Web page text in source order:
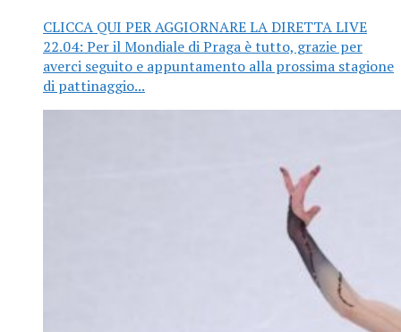
CLICCA QUI PER AGGIORNARE LA DIRETTA LIVE
22.04: Per il Mondiale di Praga è tutto, grazie per
averci seguito e appuntamento alla prossima stagione
di pattinaggio...